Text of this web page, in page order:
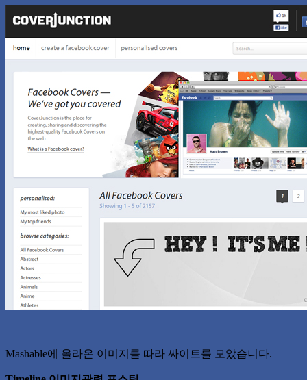
Mashable에 올라온 이미지를 따라 싸이트를 모았습니다.